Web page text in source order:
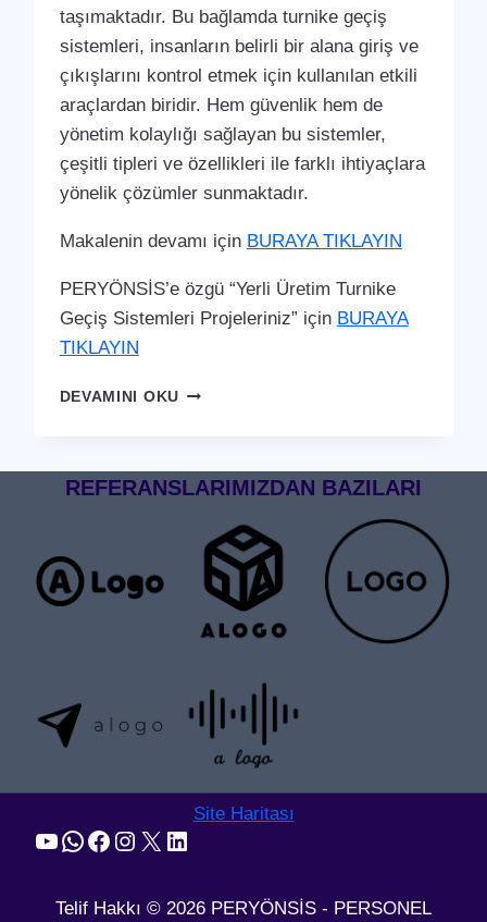
taşımaktadır. Bu bağlamda turnike geçiş
sistemleri, insanların belirli bir alana giriş ve
çıkışlarını kontrol etmek için kullanılan etkili
araçlardan biridir. Hem güvenlik hem de
yönetim kolaylığı sağlayan bu sistemler,
çeşitli tipleri ve özellikleri ile farklı ihtiyaçlara
yönelik çözümler sunmaktadır.
Makalenin devamı için BURAYA TIKLAYIN
PERYÖNSİS’e özgü “Yerli Üretim Turnike
Geçiş Sistemleri Projeleriniz” için BURAYA
TIKLAYIN
DEVAMINI OKUYAHYALI
REFERANSLARIMIZDAN BAZILARI
Site Haritası
YouTube WhatsApp Facebook Instagram X LinkedIn
Telif Hakkı © 2026 PERYÖNSİS - PERSONEL